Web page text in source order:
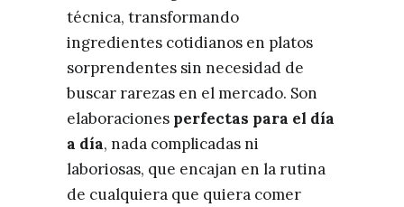
técnica, transformando
ingredientes cotidianos en platos
sorprendentes sin necesidad de
buscar rarezas en el mercado. Son
elaboraciones perfectas para el día
a día, nada complicadas ni
laboriosas, que encajan en la rutina
de cualquiera que quiera comer